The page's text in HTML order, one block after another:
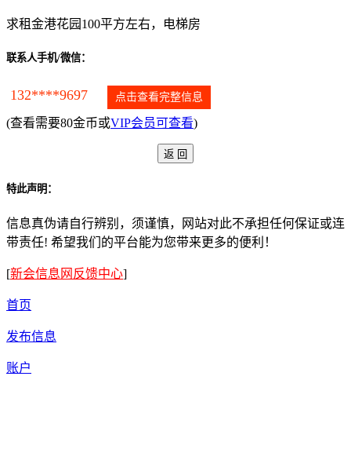
求租金港花园100平方左右，电梯房
联系人手机/微信：
132****9697 点击查看完整信息
(查看需要80金币或VIP会员可查看)
特此声明：
信息真伪请自行辨别，须谨慎，网站对此不承担任何保证或连
带责任! 希望我们的平台能为您带来更多的便利！
[新会信息网反馈中心]
首页
发布信息
账户